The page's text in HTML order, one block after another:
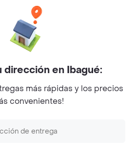
Facebook
Twitter
Instagram
Inc. All rights reserved.
dirección en Ibagué:
más rápidas y los precios
convenientes!